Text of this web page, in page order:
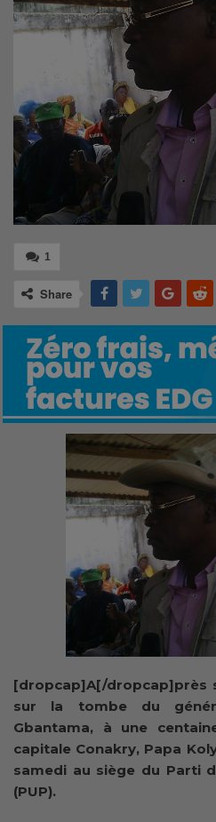
1
Share
[dropcap]A[/dropcap]près
sur la tombe du
Gbantama, à une
capitale Conakry, Papa
samedi au siège du Parti
(PUP).